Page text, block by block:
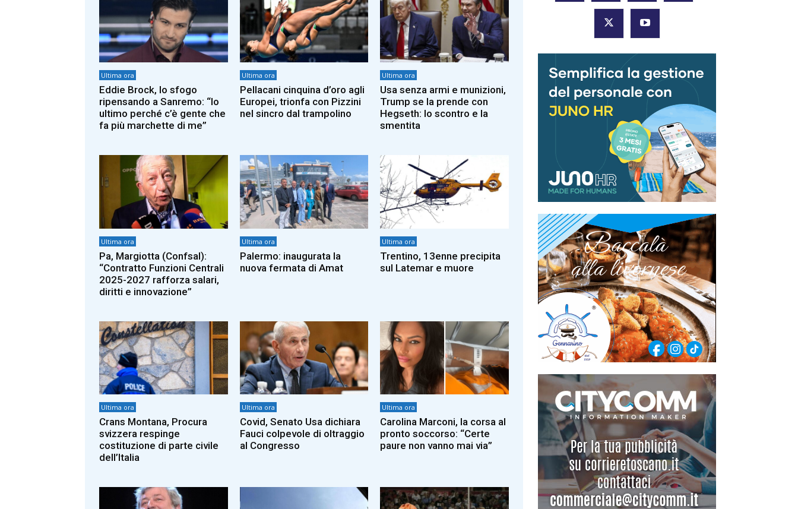
Ultima ora
Eddie Brock, lo sfogo
ripensando a Sanremo: “Io
ultimo perché c’è gente che
fa più marchette di me”
Ultima ora
Pellacani cinquina d’oro agli
Europei, trionfa con Pizzini
nel sincro dal trampolino
Ultima ora
Usa senza armi e munizioni,
Trump se la prende con
Hegseth: lo scontro e la
smentita
Ultima ora
Pa, Margiotta (Confsal):
“Contratto Funzioni Centrali
2025-2027 rafforza salari,
diritti e innovazione”
Ultima ora
Palermo: inaugurata la
nuova fermata di Amat
Ultima ora
Trentino, 13enne precipita
sul Latemar e muore
Ultima ora
Crans Montana, Procura
svizzera respinge
costituzione di parte civile
dell’Italia
Ultima ora
Covid, Senato Usa dichiara
Fauci colpevole di oltraggio
al Congresso
Ultima ora
Carolina Marconi, la corsa al
pronto soccorso: “Certe
paure non vanno mai via”